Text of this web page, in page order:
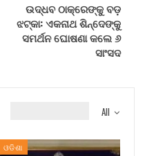
ଉଦ୍ଧବ ଠାକ୍‌ରେଙ୍କୁ ବଡ଼
ଝଟ୍‌କା: ଏକନାଥ ଶିନ୍ଦେଙ୍କୁ
ସମର୍ଥନ ଘୋଷଣା କଲେ ୬
ସାଂସଦ
All
ଓଡିଶା